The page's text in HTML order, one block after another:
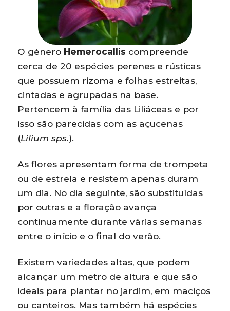
O género Hemerocallis compreende
cerca de 20 espécies perenes e rústicas
que possuem rizoma e folhas estreitas,
cintadas e agrupadas na base.
Pertencem à família das Liliáceas e por
isso são parecidas com as açucenas
(Lilium sps.).
As flores apresentam forma de trompeta
ou de estrela e resistem apenas duram
um dia. No dia seguinte, são substituídas
por outras e a floração avança
continuamente durante várias semanas
entre o início e o final do verão.
Existem variedades altas, que podem
alcançar um metro de altura e que são
ideais para plantar no jardim, em maciços
ou canteiros. Mas também há espécies